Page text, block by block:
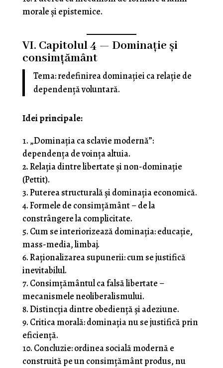
morale și epistemice.
VI. Capitolul 4 — Dominație și
consimțământ
Tema: redefinirea dominației ca relație de
dependență voluntară.
Idei principale:
„Dominația ca sclavie modernă”:
dependența de voința altuia.
Relația dintre libertate și non-dominație
(Pettit).
Puterea structurală și dominația economică.
Formele de consimțământ – de la
constrângere la complicitate.
Cum se interiorizează dominația: educație,
mass-media, limbaj.
Raționalizarea supunerii: cum se justifică
inevitabilul.
Consimțământul ca falsă libertate –
mecanismele neoliberalismului.
Distincția dintre obediență și adeziune.
Critica morală: dominația nu se justifică prin
eficiență.
Concluzie: ordinea socială modernă e
construită pe un consimțământ produs, nu